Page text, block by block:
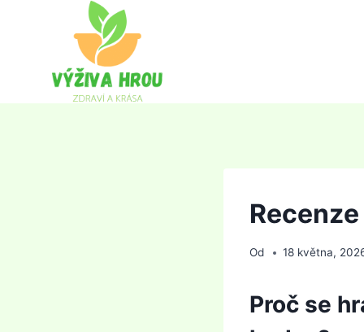
Od 18 května,
Proč se